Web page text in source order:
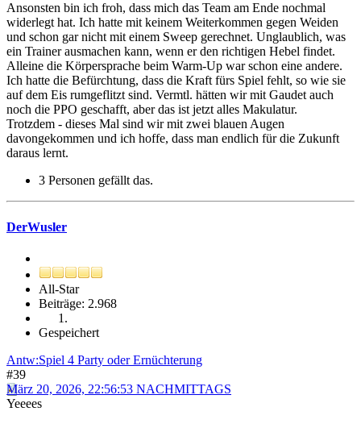
Ansonsten bin ich froh, dass mich das Team am Ende nochmal
widerlegt hat. Ich hatte mit keinem Weiterkommen gegen Weiden
und schon gar nicht mit einem Sweep gerechnet. Unglaublich, was
ein Trainer ausmachen kann, wenn er den richtigen Hebel findet.
Alleine die Körpersprache beim Warm-Up war schon eine andere.
Ich hatte die Befürchtung, dass die Kraft fürs Spiel fehlt, so wie sie
auf dem Eis rumgeflitzt sind. Vermtl. hätten wir mit Gaudet auch
noch die PPO geschafft, aber das ist jetzt alles Makulatur.
Trotzdem - dieses Mal sind wir mit zwei blauen Augen
davongekommen und ich hoffe, dass man endlich für die Zukunft
daraus lernt.
3 Personen gefällt das.
DerWusler
All-Star
Beiträge: 2.968
Gespeichert
Antw:Spiel 4 Party oder Ernüchterung
#39
März 20, 2026, 22:56:53 NACHMITTAGS
Yeeees